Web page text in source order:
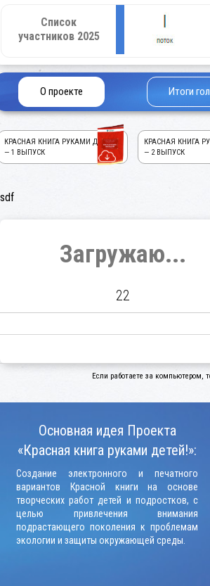
Список
участников 2025
О проекте Итоги
КРАСНАЯ КНИГА РУКАМИ ДЕТЕЙ!
— 1 ВЫПУСК
КРАСНАЯ КНИГА
— 2 ВЫПУСК
sdf
Загружаю...
22
Если работаете за компьютером,
Основная идея Проекта
«Красная книга руками детей!»:
Создание электронного и печатного
вариантов Красной книги на основе
творческих работ детей и подростков, с
целью привлечения внимания
подрастающего поколения к проблемам
экологии и защиты окружающей среды.